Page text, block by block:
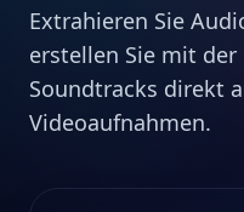
Extrahieren Sie
erstellen Sie mit der
Soundtracks direkt
Videoaufnahmen.